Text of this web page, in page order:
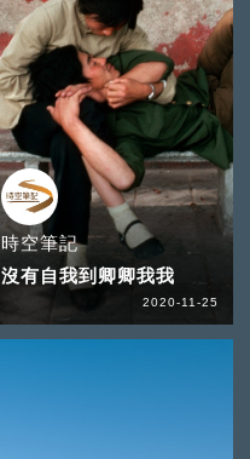
時空筆記
沒有自我到卿卿我我
2020-11-25